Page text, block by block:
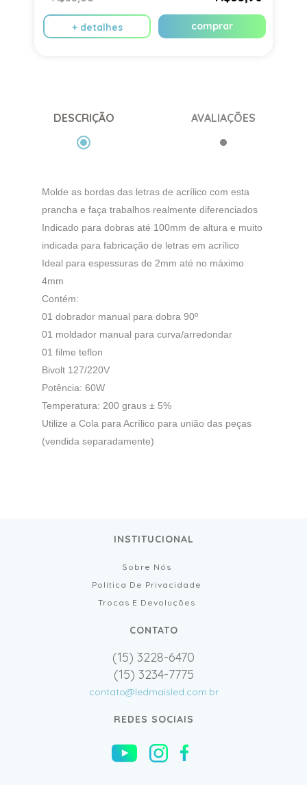
+ detalhes comprar
DESCRIÇÃO AVALIAÇÕES
Molde as bordas das letras de acrílico com esta
prancha e faça trabalhos realmente diferenciados
Indicado para dobras até 100mm de altura e muito
indicada para fabricação de letras em acrílico
Ideal para espessuras de 2mm até no máximo
4mm
Contém:
01 dobrador manual para dobra 90º
01 moldador manual para curva/arredondar
01 filme teflon
Bivolt 127/220V
Potência: 60W
Temperatura: 200 graus ± 5%
Utilize a Cola para Acrílico para união das peças
(vendida separadamente)
INSTITUCIONAL
Sobre Nós
Política De Privacidade
Trocas E Devoluções
CONTATO
(15) 3228-6470
(15) 3234-7775
contato@ledmaisled.com.br
REDES SOCIAIS